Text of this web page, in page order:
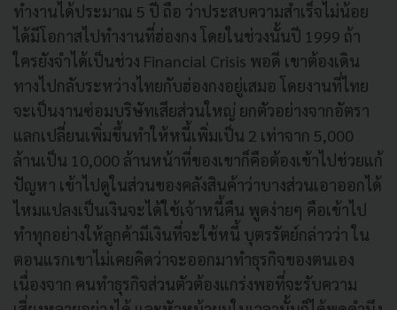
ทำงานได้ประมาณ 5 ปี ถือ ว่าประสบความสำเร็จไม่น้อย
ได้มีโอกาสไปทำงานที่ฮ่องกง โดยในช่วงนั้นปี 1999 ถ้า
ใครยังจำได้เป็นช่วง Financial Crisis พอดี เขาต้องเดิน
ทางไปกลับระหว่างไทยกับฮ่องกงอยู่เสมอ โดยงานที่ไทย
จะเป็นงานซ่อมบริษัทเสียส่วนใหญ่ ยกตัวอย่างจากอัตรา
แลกเปลี่ยนเพิ่มขึ้นทำให้หนี้เพิ่มเป็น 2 เท่าจาก 5,000
ล้านเป็น 10,000 ล้านหน้าที่ของเขาก็คือต้องเข้าไปช่วยแก้
ปัญหา เข้าไปดูในส่วนของคลังสินค้าว่าบางส่วนเอาออกได้
ไหมแปลงเป็นเงินจะได้ใช้เจ้าหนี้คืน พูดง่ายๆ คือเข้าไป
ทำทุกอย่างให้ลูกค้ามีเงินที่จะใช้หนี้ บุตรรัตย์กล่าวว่า ใน
ตอนแรกเขาไม่เคยคิดว่าจะออกมาทำธุรกิจของตนเอง
เนื่องจาก คนทำธุรกิจส่วนตัวต้องแกร่งพอที่จะรับความ